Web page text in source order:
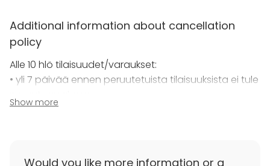
näkymä kentän suuntaan.
Additional information about cancellation
policy
Alle 10 hlö tilaisuudet/varaukset:
• yli 7 päivää ennen peruutetuista tilaisuuksista ei tule
• 7-0 päivää ennen tehdyistä peruutuksista
Show more
Would you like more information or a